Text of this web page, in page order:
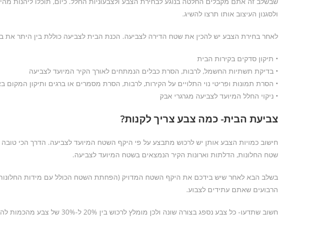
ולסגנון העיצוב אותו תרצו להשיג.
לאחר בחירת הצבע יש להכין את שטח הדירה לצביעה. הכנת הבית לצביעה כוללת בין היתר את
• תיקון סדקים בקירות הבית
• בדיקת תשתיות החשמל, לרבות, הסרת כבלים הנמתחים לאורך הקיר המיועד לצביעה
• הסרת תמונות ופריטי נוי התלויים על הקירות, לרבות, הסרת מסמרים או ברגים ותיקון
• ניקוי החלל המיועד לצביעה מגרגרי אבק
צביעת הבית- כמה צבע צריך לקנות?
חישוב כמויות הצבע אותן יש לרכוש מתבצע על פי היקף השטח המיועד לצביעה. הדרך הכי
שטח החלונות, הדלתות וארונות הקיר הנמצאים בשטח המיועד לצביעה.
בשלב הבא לאחר שיש בידכם את היקף השטח המדויק (הפחתת השטח הכולל עם מידות
הרבועים שאתם עתידים לצבוע.
חשוב שתדעו- כל צבע נספג בצורה שונה ולכן מומלץ לרכוש בין 20% ל-30% של צבע מהכמות לה אתם זקוקים על פי החישוב המוצע לעיל.